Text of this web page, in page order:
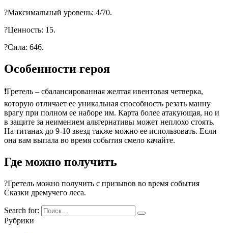
?Максимальный уровень: 4/70.
?Ценность: 15.
?Сила: 646.
Особенности героя
❗Гретель – сбалансированная желтая ивентовая четверка,
которую отличает ее уникальная способность резать манну
врагу при полном ее наборе им. Карта более атакующая, но и
в защите за неимением альтернативы может неплохо стоять.
На титанах до 9-10 звезд также можно ее использовать. Если
она вам выпала во время события смело качайте.
Где можно получить
?Гретель можно получить с призывов во время события
Сказки дремучего леса.
Search for:
Рубрики